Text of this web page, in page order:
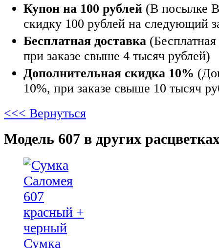
Купон на 100 рублей (В посылке
скидку 100 рублей на следующий
Бесплатная доставка
при заказе свыше 4 тысяч рублей)
Дополнительная скидка 10%
10%, при заказе свыше 10 тысяч
<<< Вернуться
Модель 607 в других
Сумка